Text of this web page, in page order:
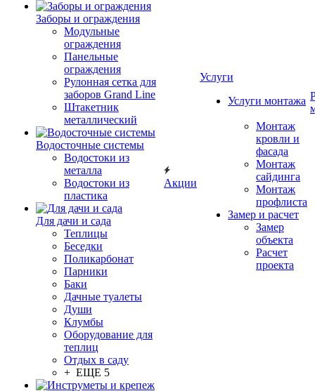
Заборы и ограждения
Модульные
ограждения
Панельные
ограждения
Рулонная сетка для
заборов Grand Line
Штакетник
металлический
Водосточные системы
Водостоки из
металла
Водостоки из
пластика
Для дачи и сада
Теплицы
Беседки
Поликарбонат
Парники
Баки
Дачные туалеты
Души
Клумбы
Оборудование для
теплиц
Отдых в саду
+ ЕЩЕ 5
Акции
Услуги
Услуги монтажа
Монтаж
кровли и
фасада
Монтаж
сайдинга
Монтаж
профлиста
Замер и расчет
Замер
объекта
Расчет
проекта